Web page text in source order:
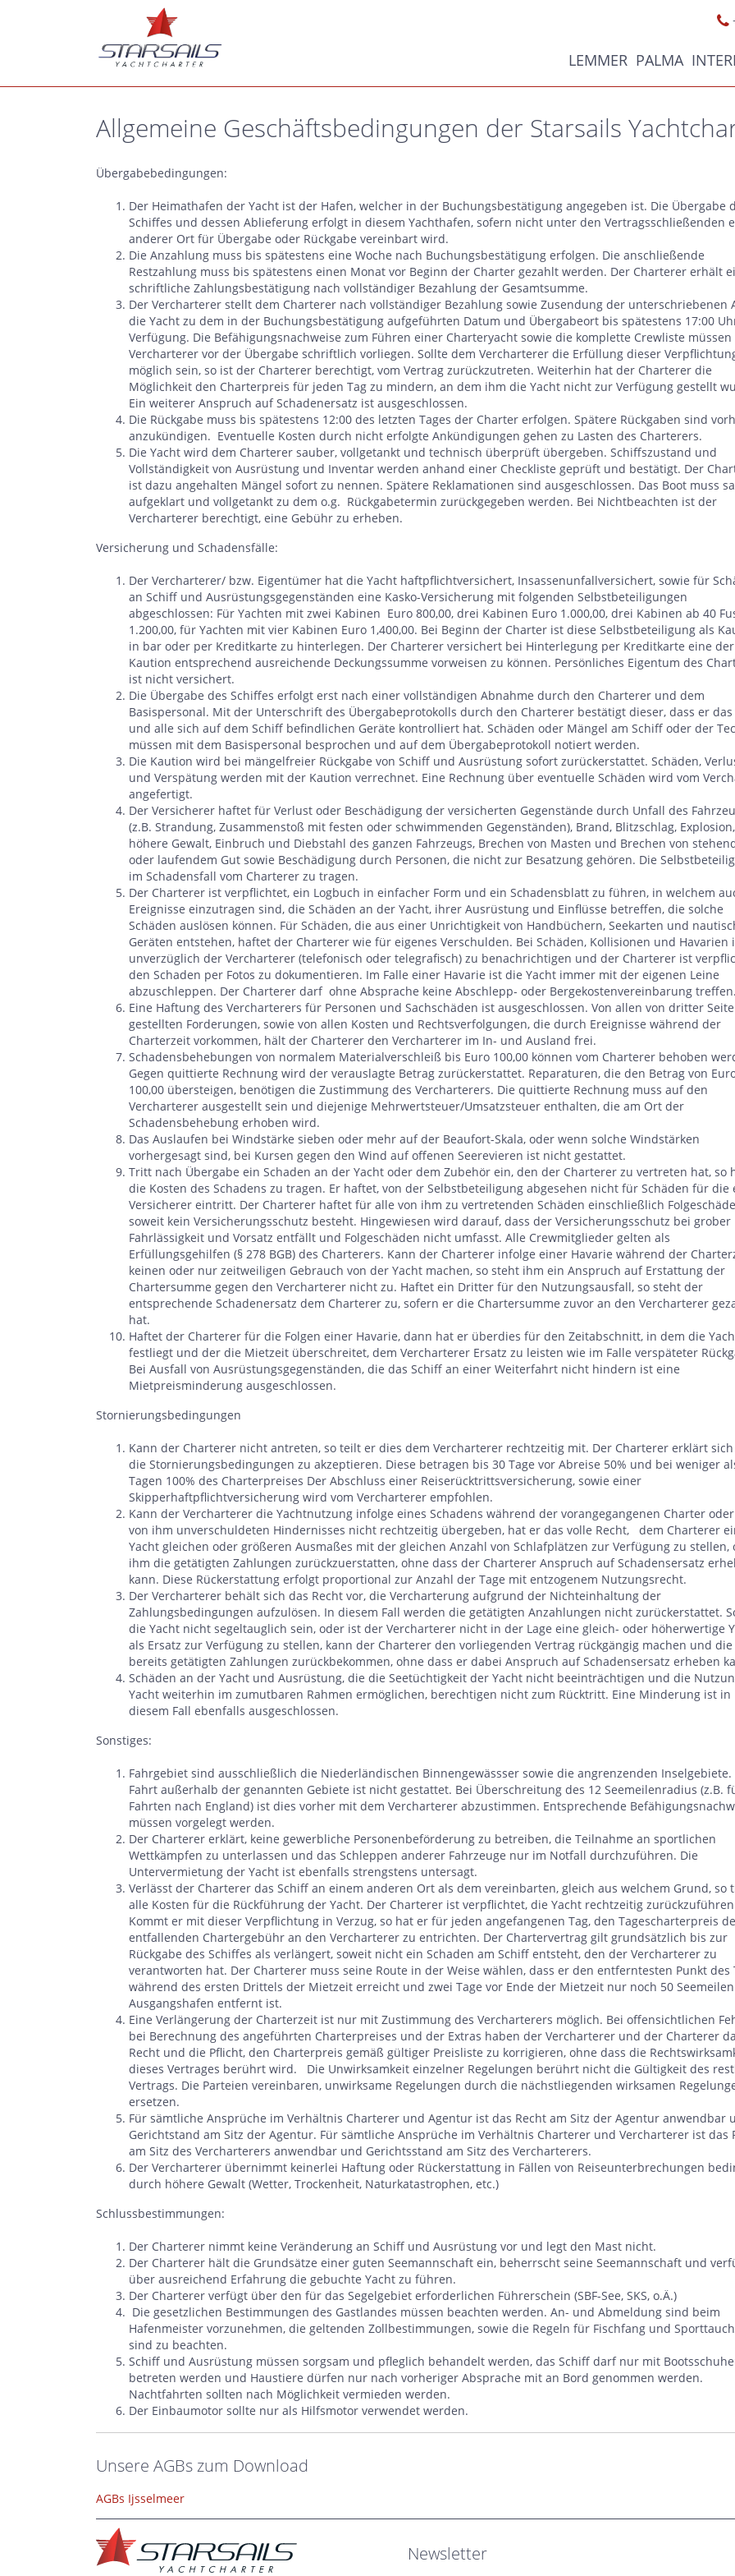
LEMMER PALMA
Allgemeine Geschäftsbedingungen der Starsails
Übergabebedingungen:
Der Heimathafen der Yacht ist der Hafen, welcher in der Buchungsbestätigung angegeben ist. Die Übergabe
Schiffes und dessen Ablieferung erfolgt in diesem Yachthafen, sofern nicht unter den Vertragsschließenden
anderer Ort für Übergabe oder Rückgabe vereinbart wird.
Die Anzahlung muss bis spätestens eine Woche nach Buchungsbestätigung erfolgen. Die anschließende
Restzahlung muss bis spätestens einen Monat vor Beginn der Charter gezahlt werden. Der Charterer erhält
schriftliche Zahlungsbestätigung nach vollständiger Bezahlung der Gesamtsumme.
Der Vercharterer stellt dem Charterer nach vollständiger Bezahlung sowie Zusendung der unterschriebenen
die Yacht zu dem in der Buchungsbestätigung aufgeführten Datum und Übergabeort bis spätestens 17:00
Verfügung. Die Befähigungsnachweise zum Führen einer Charteryacht sowie die komplette Crewliste müssen
Vercharterer vor der Übergabe schriftlich vorliegen. Sollte dem Vercharterer die Erfüllung dieser
möglich sein, so ist der Charterer berechtigt, vom Vertrag zurückzutreten. Weiterhin hat der Charterer die
Möglichkeit den Charterpreis für jeden Tag zu mindern, an dem ihm die Yacht nicht zur Verfügung gestellt
Ein weiterer Anspruch auf Schadenersatz ist ausgeschlossen.
Die Rückgabe muss bis spätestens 12:00 des letzten Tages der Charter erfolgen. Spätere Rückgaben sind
anzukündigen. Eventuelle Kosten durch nicht erfolgte Ankündigungen gehen zu Lasten des Charterers.
Die Yacht wird dem Charterer sauber, vollgetankt und technisch überprüft übergeben. Schiffszustand und
Vollständigkeit von Ausrüstung und Inventar werden anhand einer Checkliste geprüft und bestätigt. Der
ist dazu angehalten Mängel sofort zu nennen. Spätere Reklamationen sind ausgeschlossen. Das Boot muss
aufgeklart und vollgetankt zu dem o.g. Rückgabetermin zurückgegeben werden. Bei Nichtbeachten ist der
Vercharterer berechtigt, eine Gebühr zu erheben.
Versicherung und Schadensfälle:
Der Vercharterer/ bzw. Eigentümer hat die Yacht haftpflichtversichert, Insassenunfallversichert, sowie für
an Schiff und Ausrüstungsgegenständen eine Kasko-Versicherung mit folgenden Selbstbeteiligungen
abgeschlossen: Für Yachten mit zwei Kabinen Euro 800,00, drei Kabinen Euro 1.000,00, drei Kabinen ab 40
1.200,00, für Yachten mit vier Kabinen Euro 1,400,00. Bei Beginn der Charter ist diese Selbstbeteiligung als
in bar oder per Kreditkarte zu hinterlegen. Der Charterer versichert bei Hinterlegung per Kreditkarte eine der
Kaution entsprechend ausreichende Deckungssumme vorweisen zu können. Persönliches Eigentum des
ist nicht versichert.
Die Übergabe des Schiffes erfolgt erst nach einer vollständigen Abnahme durch den Charterer und dem
Basispersonal. Mit der Unterschrift des Übergabeprotokolls durch den Charterer bestätigt dieser, dass er
und alle sich auf dem Schiff befindlichen Geräte kontrolliert hat. Schäden oder Mängel am Schiff oder der
müssen mit dem Basispersonal besprochen und auf dem Übergabeprotokoll notiert werden.
Die Kaution wird bei mängelfreier Rückgabe von Schiff und Ausrüstung sofort zurückerstattet. Schäden,
und Verspätung werden mit der Kaution verrechnet. Eine Rechnung über eventuelle Schäden wird vom
angefertigt.
Der Versicherer haftet für Verlust oder Beschädigung der versicherten Gegenstände durch Unfall des
(z.B. Strandung, Zusammenstoß mit festen oder schwimmenden Gegenständen), Brand, Blitzschlag, Explosion,
höhere Gewalt, Einbruch und Diebstahl des ganzen Fahrzeugs, Brechen von Masten und Brechen von
oder laufendem Gut sowie Beschädigung durch Personen, die nicht zur Besatzung gehören. Die
im Schadensfall vom Charterer zu tragen.
Der Charterer ist verpflichtet, ein Logbuch in einfacher Form und ein Schadensblatt zu führen, in welchem
Ereignisse einzutragen sind, die Schäden an der Yacht, ihrer Ausrüstung und Einflüsse betreffen, die solche
Schäden auslösen können. Für Schäden, die aus einer Unrichtigkeit von Handbüchern, Seekarten und
Geräten entstehen, haftet der Charterer wie für eigenes Verschulden. Bei Schäden, Kollisionen und Havarien
unverzüglich der Vercharterer (telefonisch oder telegrafisch) zu benachrichtigen und der Charterer ist
den Schaden per Fotos zu dokumentieren. Im Falle einer Havarie ist die Yacht immer mit der eigenen Leine
abzuschleppen. Der Charterer darf ohne Absprache keine Abschlepp- oder Bergekostenvereinbarung treffen.
Eine Haftung des Vercharterers für Personen und Sachschäden ist ausgeschlossen. Von allen von dritter Seite
gestellten Forderungen, sowie von allen Kosten und Rechtsverfolgungen, die durch Ereignisse während der
Charterzeit vorkommen, hält der Charterer den Vercharterer im In- und Ausland frei.
Schadensbehebungen von normalem Materialverschleiß bis Euro 100,00 können vom Charterer behoben
Gegen quittierte Rechnung wird der verauslagte Betrag zurückerstattet. Reparaturen, die den Betrag von
100,00 übersteigen, benötigen die Zustimmung des Vercharterers. Die quittierte Rechnung muss auf den
Vercharterer ausgestellt sein und diejenige Mehrwertsteuer/Umsatzsteuer enthalten, die am Ort der
Schadensbehebung erhoben wird.
Das Auslaufen bei Windstärke sieben oder mehr auf der Beaufort-Skala, oder wenn solche Windstärken
vorhergesagt sind, bei Kursen gegen den Wind auf offenen Seerevieren ist nicht gestattet.
Tritt nach Übergabe ein Schaden an der Yacht oder dem Zubehör ein, den der Charterer zu vertreten hat, so
die Kosten des Schadens zu tragen. Er haftet, von der Selbstbeteiligung abgesehen nicht für Schäden für die
Versicherer eintritt. Der Charterer haftet für alle von ihm zu vertretenden Schäden einschließlich
soweit kein Versicherungsschutz besteht. Hingewiesen wird darauf, dass der Versicherungsschutz bei grober
Fahrlässigkeit und Vorsatz entfällt und Folgeschäden nicht umfasst. Alle Crewmitglieder gelten als
Erfüllungsgehilfen (§ 278 BGB) des Charterers. Kann der Charterer infolge einer Havarie während der
keinen oder nur zeitweiligen Gebrauch von der Yacht machen, so steht ihm ein Anspruch auf Erstattung der
Chartersumme gegen den Vercharterer nicht zu. Haftet ein Dritter für den Nutzungsausfall, so steht der
entsprechende Schadenersatz dem Charterer zu, sofern er die Chartersumme zuvor an den Vercharterer
hat.
Haftet der Charterer für die Folgen einer Havarie, dann hat er überdies für den Zeitabschnitt, in dem die
festliegt und der die Mietzeit überschreitet, dem Vercharterer Ersatz zu leisten wie im Falle verspäteter
Bei Ausfall von Ausrüstungsgegenständen, die das Schiff an einer Weiterfahrt nicht hindern ist eine
Mietpreisminderung ausgeschlossen.
Stornierungsbedingungen
Kann der Charterer nicht antreten, so teilt er dies dem Vercharterer rechtzeitig mit. Der Charterer erklärt
die Stornierungsbedingungen zu akzeptieren. Diese betragen bis 30 Tage vor Abreise 50% und bei weniger
Tagen 100% des Charterpreises Der Abschluss einer Reiserücktrittsversicherung, sowie einer
Skipperhaftpflichtversicherung wird vom Vercharterer empfohlen.
Kann der Vercharterer die Yachtnutzung infolge eines Schadens während der vorangegangenen Charter
von ihm unverschuldeten Hindernisses nicht rechtzeitig übergeben, hat er das volle Recht, dem Charterer
Yacht gleichen oder größeren Ausmaßes mit der gleichen Anzahl von Schlafplätzen zur Verfügung zu stellen,
ihm die getätigten Zahlungen zurückzuerstatten, ohne dass der Charterer Anspruch auf Schadensersatz
kann. Diese Rückerstattung erfolgt proportional zur Anzahl der Tage mit entzogenem Nutzungsrecht.
Der Vercharterer behält sich das Recht vor, die Vercharterung aufgrund der Nichteinhaltung der
Zahlungsbedingungen aufzulösen. In diesem Fall werden die getätigten Anzahlungen nicht zurückerstattet.
die Yacht nicht segeltauglich sein, oder ist der Vercharterer nicht in der Lage eine gleich- oder höherwertige
als Ersatz zur Verfügung zu stellen, kann der Charterer den vorliegenden Vertrag rückgängig machen und die
bereits getätigten Zahlungen zurückbekommen, ohne dass er dabei Anspruch auf Schadensersatz erheben
Schäden an der Yacht und Ausrüstung, die die Seetüchtigkeit der Yacht nicht beeinträchtigen und die
Yacht weiterhin im zumutbaren Rahmen ermöglichen, berechtigen nicht zum Rücktritt. Eine Minderung ist in
diesem Fall ebenfalls ausgeschlossen.
Sonstiges:
Fahrgebiet sind ausschließlich die Niederländischen Binnengewässser sowie die angrenzenden Inselgebiete.
Fahrt außerhalb der genannten Gebiete ist nicht gestattet. Bei Überschreitung des 12 Seemeilenradius (z.B.
Fahrten nach England) ist dies vorher mit dem Vercharterer abzustimmen. Entsprechende
müssen vorgelegt werden.
Der Charterer erklärt, keine gewerbliche Personenbeförderung zu betreiben, die Teilnahme an sportlichen
Wettkämpfen zu unterlassen und das Schleppen anderer Fahrzeuge nur im Notfall durchzuführen. Die
Untervermietung der Yacht ist ebenfalls strengstens untersagt.
Verlässt der Charterer das Schiff an einem anderen Ort als dem vereinbarten, gleich aus welchem Grund, so
alle Kosten für die Rückführung der Yacht. Der Charterer ist verpflichtet, die Yacht rechtzeitig
Kommt er mit dieser Verpflichtung in Verzug, so hat er für jeden angefangenen Tag, den Tagescharterpreis
entfallenden Chartergebühr an den Vercharterer zu entrichten. Der Chartervertrag gilt grundsätzlich bis zur
Rückgabe des Schiffes als verlängert, soweit nicht ein Schaden am Schiff entsteht, den der Vercharterer zu
verantworten hat. Der Charterer muss seine Route in der Weise wählen, dass er den entferntesten Punkt des
während des ersten Drittels der Mietzeit erreicht und zwei Tage vor Ende der Mietzeit nur noch 50
Ausgangshafen entfernt ist.
Eine Verlängerung der Charterzeit ist nur mit Zustimmung des Vercharterers möglich. Bei offensichtlichen
bei Berechnung des angeführten Charterpreises und der Extras haben der Vercharterer und der Charterer
Recht und die Pflicht, den Charterpreis gemäß gültiger Preisliste zu korrigieren, ohne dass die
dieses Vertrages berührt wird. Die Unwirksamkeit einzelner Regelungen berührt nicht die Gültigkeit des
Vertrags. Die Parteien vereinbaren, unwirksame Regelungen durch die nächstliegenden wirksamen
ersetzen.
Für sämtliche Ansprüche im Verhältnis Charterer und Agentur ist das Recht am Sitz der Agentur anwendbar
Gerichtstand am Sitz der Agentur. Für sämtliche Ansprüche im Verhältnis Charterer und Vercharterer ist das
am Sitz des Vercharterers anwendbar und Gerichtsstand am Sitz des Vercharterers.
Der Vercharterer übernimmt keinerlei Haftung oder Rückerstattung in Fällen von Reiseunterbrechungen
durch höhere Gewalt (Wetter, Trockenheit, Naturkatastrophen, etc.)
Schlussbestimmungen:
Der Charterer nimmt keine Veränderung an Schiff und Ausrüstung vor und legt den Mast nicht.
Der Charterer hält die Grundsätze einer guten Seemannschaft ein, beherrscht seine Seemannschaft und
über ausreichend Erfahrung die gebuchte Yacht zu führen.
Der Charterer verfügt über den für das Segelgebiet erforderlichen Führerschein (SBF-See, SKS, o.Ä.)
Die gesetzlichen Bestimmungen des Gastlandes müssen beachten werden. An- und Abmeldung sind beim
Hafenmeister vorzunehmen, die geltenden Zollbestimmungen, sowie die Regeln für Fischfang und
sind zu beachten.
Schiff und Ausrüstung müssen sorgsam und pfleglich behandelt werden, das Schiff darf nur mit
betreten werden und Haustiere dürfen nur nach vorheriger Absprache mit an Bord genommen werden.
Nachtfahrten sollten nach Möglichkeit vermieden werden.
Der Einbaumotor sollte nur als Hilfsmotor verwendet werden.
Unsere AGBs zum Download
AGBs Ijsselmeer
Newsletter